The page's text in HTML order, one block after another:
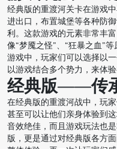
经典版的重渡河关卡在游戏
进出口，布置城堡等各种防
利。这款游戏的元素非常丰
像“梦魇之怪”、“狂暴之血”
游戏中，玩家们可以选择以
以游戏结合多个势力，来体验
经典版——传
在经典版的重渡河战中，玩
甚至可以让他们亲身体验到
音效绝佳，而且游戏玩法也
版，更是通过对经典版各方